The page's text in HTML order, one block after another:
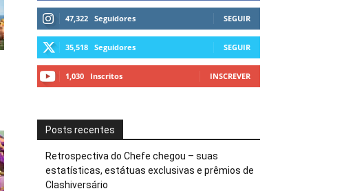
47,322 Seguidores SEGUIR
35,518 Seguidores SEGUIR
1,030 Inscritos INSCREVER
Posts recentes
Retrospectiva do Chefe chegou – suas
estatísticas, estátuas exclusivas e prêmios de
Clashiversário